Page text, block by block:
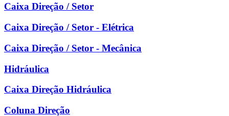
Caixa Direção / Setor
Caixa Direção / Setor - Elétrica
Caixa Direção / Setor - Mecânica
Hidráulica
Caixa Direção Hidráulica
Coluna Direção